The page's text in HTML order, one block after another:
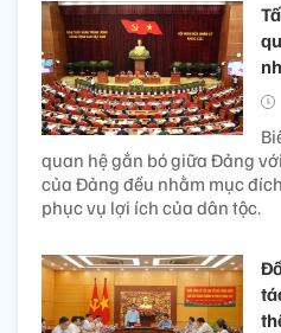
quan hệ gắn bó giữa Đảng
của Đảng đều nhằm mục
phục vụ lợi ích của dân tộc.